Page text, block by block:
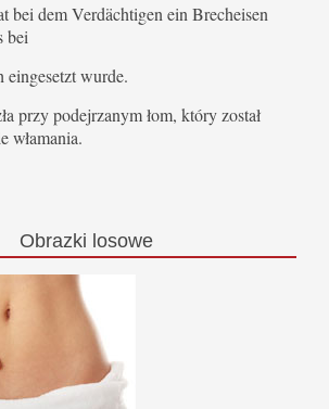
bei dem Verdächtigen ein Brecheisen
bei
eingesetzt wurde.
przy podejrzanym łom, który został
włamania.
Obrazki losowe